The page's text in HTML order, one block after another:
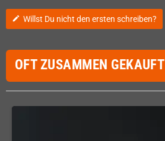
edit Willst Du nicht den ersten schreiben?
OFT ZUSAMMEN GEKAUFT